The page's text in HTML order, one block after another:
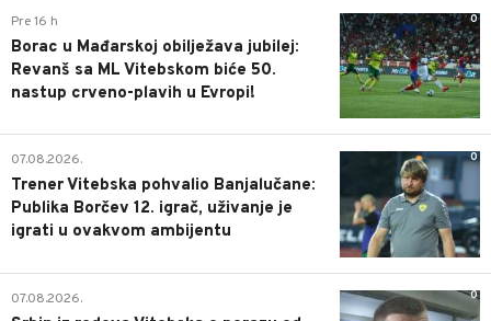
0
Pre 16 h
Borac u Mađarskoj obilježava jubilej:
Revanš sa ML Vitebskom biće 50.
nastup crveno-plavih u Evropi!
0
07.08.2026.
Trener Vitebska pohvalio Banjalučane:
Publika Borčev 12. igrač, uživanje je
igrati u ovakvom ambijentu
0
07.08.2026.